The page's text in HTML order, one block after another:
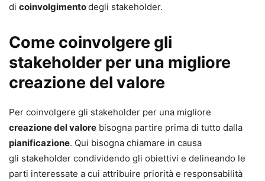
di coinvolgimentodegli stakeholder.
Come coinvolgere gli
stakeholder per una migliore
creazione del valore
Per coinvolgere gli stakeholder per una migliore
creazione del valore bisogna partire prima di tutto dalla
pianificazione. Qui bisogna chiamare in causa
gli stakeholder condividendo gli obiettivi e delineando le
parti interessate a cui attribuire priorità e responsabilità